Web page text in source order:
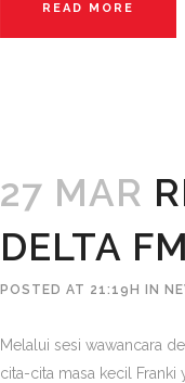
READ MORE
27 MAR
DELTA
POSTED AT 21:19H IN
Melalui sesi wawancara
cita-cita masa kecil